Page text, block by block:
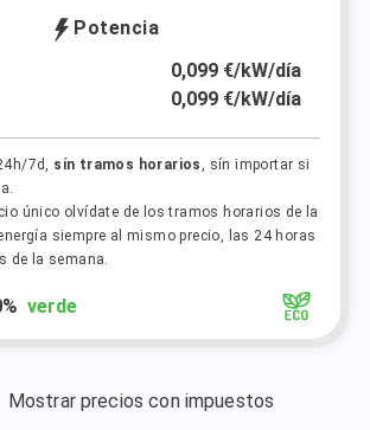
Potencia
0,099 €/kW/día
0,099 €/kW/día
7d, sín tramos horarios, sín importar si
único olvídate de los tramos horarios de la
siempre al mismo precio, las 24 horas
de la semana.
verde
Mostrar precios con impuestos